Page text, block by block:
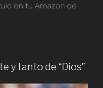
en tu Amazon de
y tanto de “Dios”